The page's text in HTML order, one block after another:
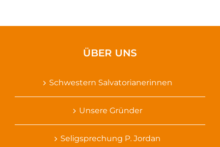
ÜBER UNS
Schwestern Salvatorianerinnen
Unsere Gründer
Seligsprechung P. Jordan